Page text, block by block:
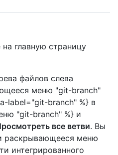
главную страницу
файлов слева
меню "git-branch"
label="git-branch" %} в
"git-branch" %} и
все ветви. Вы
раскрывающееся меню
интегрированного